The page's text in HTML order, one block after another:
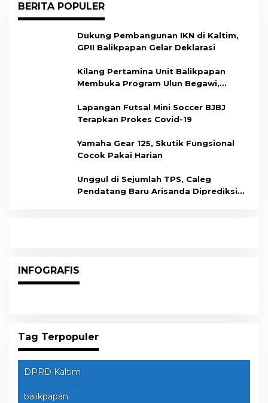
BERITA POPULER
Dukung Pembangunan IKN di Kaltim,
GPII Balikpapan Gelar Deklarasi
Kilang Pertamina Unit Balikpapan
Membuka Program Ulun Begawi,
Lapangan Futsal Mini Soccer BJBJ
Terapkan Prokes Covid-19
Yamaha Gear 125, Skutik Fungsional
Cocok Pakai Harian
Unggul di Sejumlah TPS, Caleg
Pendatang Baru Arisanda Diprediksi
INFOGRAFIS
Tag Terpopuler
DPRD Kaltim
balikpapan